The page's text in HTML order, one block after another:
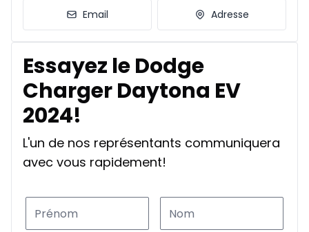
Email Adresse
Essayez le Dodge
Charger Daytona EV
2024!
L'un de nos représentants communiquera
avec vous rapidement!